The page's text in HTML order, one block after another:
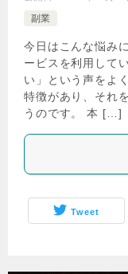
副業
今日はこんな悩み
ービスを利用して
い」という声をよ
特徴があり、それ
うのです。 本 […]
Tweet